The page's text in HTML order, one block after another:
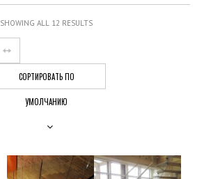
SHOWING ALL 12 RESULTS
СОРТИРОВАТЬ ПО
УМОЛЧАНИЮ